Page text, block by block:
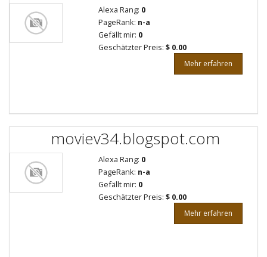
Alexa Rang: 0
PageRank: n-a
Gefällt mir: 0
Geschätzter Preis: $ 0.00
Mehr erfahren
moviev34.blogspot.com
Alexa Rang: 0
PageRank: n-a
Gefällt mir: 0
Geschätzter Preis: $ 0.00
Mehr erfahren